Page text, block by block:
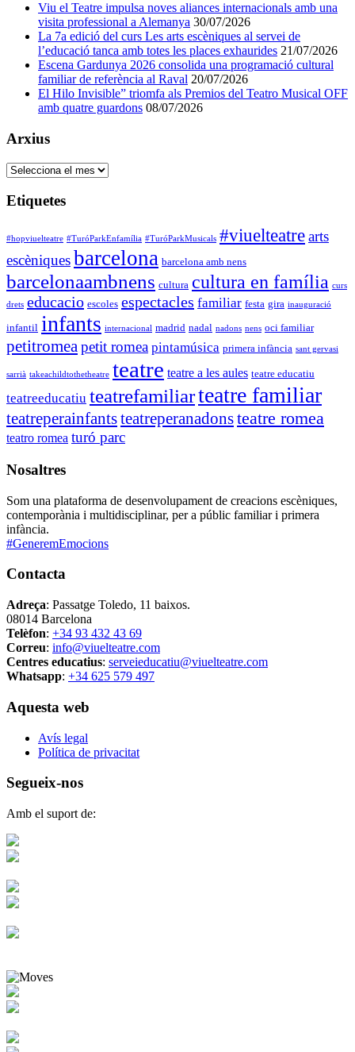
Viu el Teatre impulsa noves aliances internacionals amb una
visita professional a Alemanya 30/07/2026
La 7a edició del curs Les arts escèniques al servei de
l’educació tanca amb totes les places exhaurides 21/07/2026
Escena Gardunya 2026 consolida una programació cultural
familiar de referència al Raval 20/07/2026
El Hilo Invisible” triomfa als Premios del Teatro Musical OFF
amb quatre guardons 08/07/2026
Arxius
Arxius
Etiquetes
#hopviuelteatre #TuróParkEnfamília #TuróParkMusicals #viuelteatrearts
escèniquesbarcelona barcelona amb nens
barcelonaambnens cultura cultura en família curs
drets educacio escoles espectacles familiar festa gira inauguració
infantil infants internacional madrid nadal nadons nens oci familiar
petitromeapetit romea pintamúsica primera infància sant gervasi
sarrià takeachildtothetheatre teatre teatre a les aules teatre educatiu
teatreeducatiu teatrefamiliarteatre familiar
teatreperainfantsteatreperanadonsteatre romea
teatro romea turó parc
Nosaltres
Som una plataforma de desenvolupament de creacions escèniques,
contemporània i multidisciplinar, per a públic familiar i primera
infància.
#GeneremEmocions
Contacta
Adreça: Passatge Toledo, 11 baixos.
08014 Barcelona
Telèfon: +34 93 432 43 69
Correu: info@viuelteatre.com
Centres educatius: serveieducatiu@viuelteatre.com
Whatsapp: +34 625 579 497
Aquesta web
Avís legal
Política de privacitat
Segueix-nos
Amb el suport de: